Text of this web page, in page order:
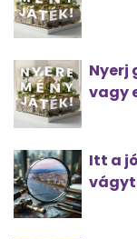
Nyerj
vagy
Itt a